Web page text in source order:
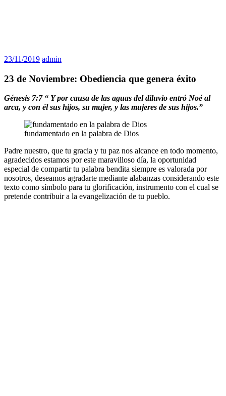
23/11/2019 admin
23 de Noviembre: Obediencia que genera éxito
Génesis 7:7 “ Y por causa de las aguas del diluvio entró Noé al
arca, y con él sus hijos, su mujer, y las mujeres de sus hijos.”
fundamentado en la palabra de Dios
Padre nuestro, que tu gracia y tu paz nos alcance en todo momento,
agradecidos estamos por este maravilloso día, la oportunidad
especial de compartir tu palabra bendita siempre es valorada por
nosotros, deseamos agradarte mediante alabanzas considerando este
texto como símbolo para tu glorificación, instrumento con el cual se
pretende contribuir a la evangelización de tu pueblo.